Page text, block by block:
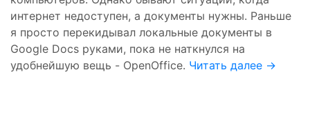
интернет недоступен, а документы нужны. Раньше
я просто перекидывал локальные документы в
Google Docs руками, пока не наткнулся на
удобнейшую вещь - OpenOffice. Читать далее →